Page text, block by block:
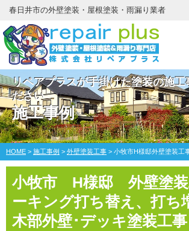
春日井市の外壁塗装・屋根塗装・雨漏り業者
リペアプラスが手掛けた塗装の施工
ださい
施工事例
HOME > 施工事例 > 外壁塗装工事 > 小牧市H様邸外壁塗装工事・コーキング打ち替え
小牧市 H様邸 外壁塗
ーキング打ち替え、打
木部外壁･デッキ塗装工